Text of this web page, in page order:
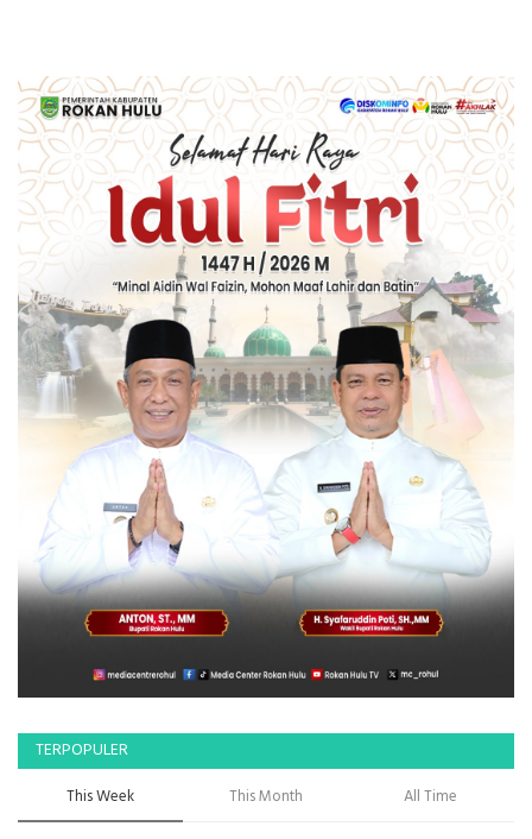
TERPOPULER
This Week This Month All Time